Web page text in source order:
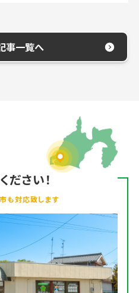
事一覧へ
さい！
も対応致します